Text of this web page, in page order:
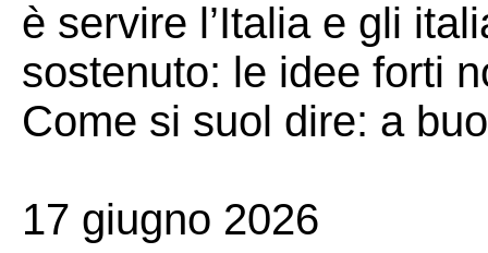
è servire l’Italia e gli
sostenuto: le idee forti
Come si suol dire: a
17 giugno 2026